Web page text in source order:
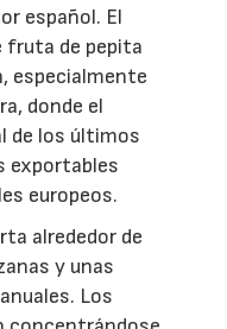
español. El
fruta de pepita
especialmente
donde el
de los últimos
exportables
europeos.
alrededor de
y unas
Los